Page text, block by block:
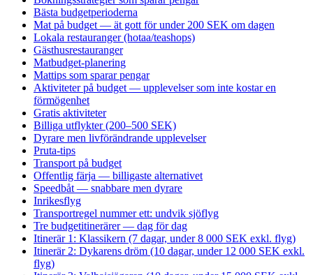
Bästa budgetperioderna
Mat på budget — ät gott för under 200 SEK om dagen
Lokala restauranger (hotaa/teashops)
Gästhusrestauranger
Matbudget-planering
Mattips som sparar pengar
Aktiviteter på budget — upplevelser som inte kostar en
förmögenhet
Gratis aktiviteter
Billiga utflykter (200–500 SEK)
Dyrare men livförändrande upplevelser
Pruta-tips
Transport på budget
Offentlig färja — billigaste alternativet
Speedbåt — snabbare men dyrare
Inrikesflyg
Transportregel nummer ett: undvik sjöflyg
Tre budgetitinerärer — dag för dag
Itinerär 1: Klassikern (7 dagar, under 8 000 SEK exkl. flyg)
Itinerär 2: Dykarens dröm (10 dagar, under 12 000 SEK exkl.
flyg)